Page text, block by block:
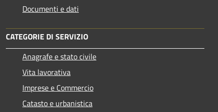
Documenti e dati
CATEGORIE DI SERVIZIO
Anagrafe e stato civile
Vita lavorativa
Imprese e Commercio
Catasto e urbanistica